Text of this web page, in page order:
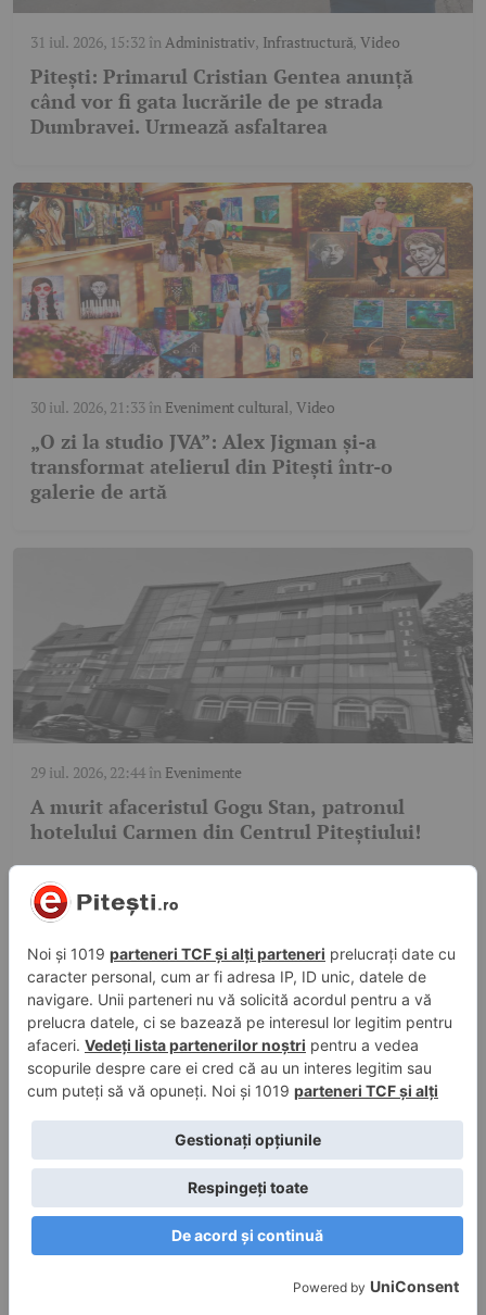
31 iul. 2026, 15:32 înAdministrativ, Infrastructură,Video
Pitești: Primarul Cristian Gentea anunță
când vor fi gata lucrările de pe strada
Dumbravei. Urmează asfaltarea
30 iul. 2026, 21:33în Eveniment cultural, Video
„O zi la studio JVA”: Alex Jigman și-a
transformat atelierul din Pitești într-o
galerie de artă
29 iul. 2026, 22:44în Evenimente
A murit afaceristul Gogu Stan, patronul
hotelului Carmen din Centrul Piteștiului!
Pitești. Șofer mort de beat prins la volan